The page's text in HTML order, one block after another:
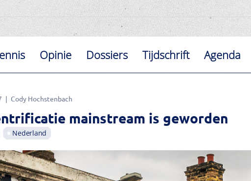
Opinie Dossiers Tijdschrift Agenda
Cody Hochstenbach
mainstream is geworden
Nederland